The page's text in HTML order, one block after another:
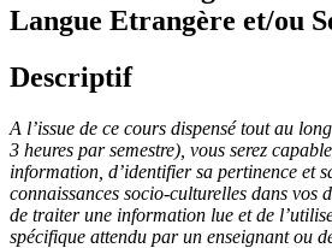
Langue Etrangère et/ou
Descriptif
A l’issue de ce cours dispensé tout au
3 heures par semestre), vous serez
information, d’identifier sa pertinence et
connaissances socio-culturelles dans vos
de traiter une information lue et de
spécifique attendu par un enseignant ou